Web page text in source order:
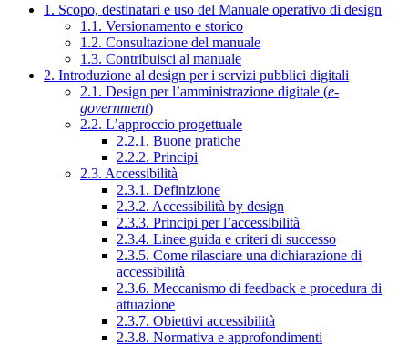
1. Scopo, destinatari e uso del Manuale operativo di design
1.1. Versionamento e storico
1.2. Consultazione del manuale
1.3. Contribuisci al manuale
2. Introduzione al design per i servizi pubblici digitali
2.1. Design per l’amministrazione digitale (e-
government)
2.2. L’approccio progettuale
2.2.1. Buone pratiche
2.2.2. Principi
2.3. Accessibilità
2.3.1. Definizione
2.3.2. Accessibilità by design
2.3.3. Principi per l’accessibilità
2.3.4. Linee guida e criteri di successo
2.3.5. Come rilasciare una dichiarazione di
accessibilità
2.3.6. Meccanismo di feedback e procedura di
attuazione
2.3.7. Obiettivi accessibilità
2.3.8. Normativa e approfondimenti